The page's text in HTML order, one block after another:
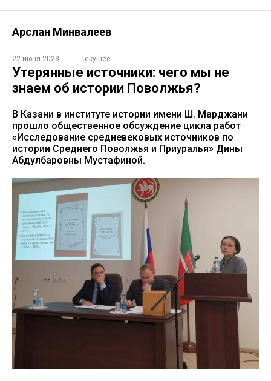
Арслан Минвалеев
22 июня 2023 Текущее
Утерянные источники: чего мы не
знаем об истории Поволжья?
В Казани в институте истории имени Ш. Марджани
прошло общественное обсуждение цикла работ
«Исследование средневековых источников по
истории Среднего Поволжья и Приуралья» Дины
Абдулбаровны Мустафиной.